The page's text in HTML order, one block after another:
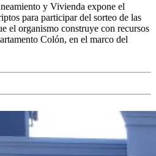
y Vivienda expone el
para participar del sorteo de las
el organismo construye con recursos
Colón, en el marco del